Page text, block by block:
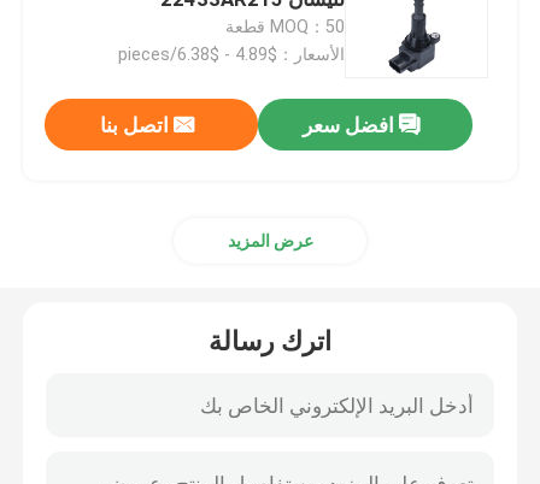
فلتر ناقل الحركة من فورد
مرشح ناقل الحركة من نيسان
224487S015 1415108
MOQ：50 قطعة
الأسعار：$4.89 - $6.38/pieces
افضل سعر اتصل بنا
عرض المزيد
اترك رسالة